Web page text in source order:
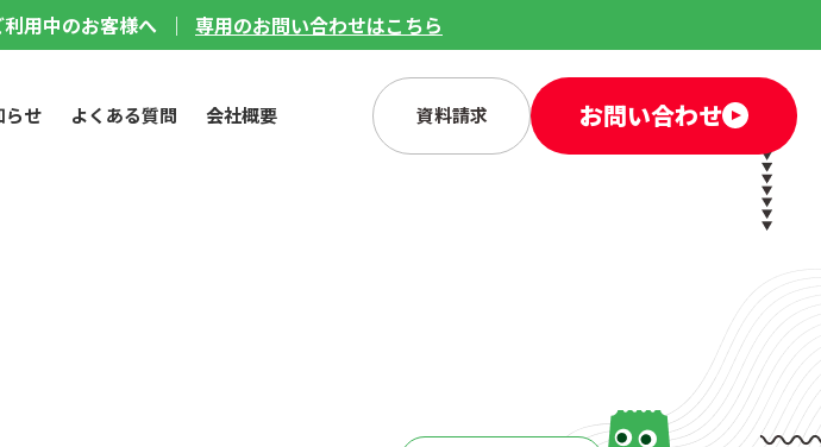
用中のお客様へ ｜ 専用のお問い合わせはこちら
らせ よくある質問 会社概要 資料請求 お問い合わせ